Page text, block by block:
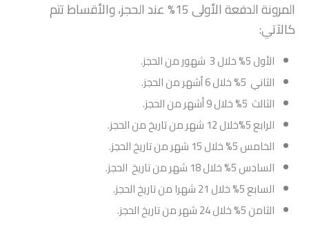
المرونة الدفعة الأولى 15% عند الحجز، والأقساط تتم
كالآتي:
الأول 5% خلال 3 شهور من الحجز.
الثاني 5% خلال 6 أشهر من الحجز.
الثالث 5% خلال 9 أشهر من الحجز.
الرابع 5%خلال 12 شهر من تاريخ من الحجز.
الخامس 5% خلال 15 شهر من تاريخ الحجز.
السادس 5% خلال 18 شهر من تاريخ الحجز.
السابع 5% خلال 21 شهرا من تاريخ الحجز.
الثامن 5% خلال 24 شهر من تاريخ الحجز.